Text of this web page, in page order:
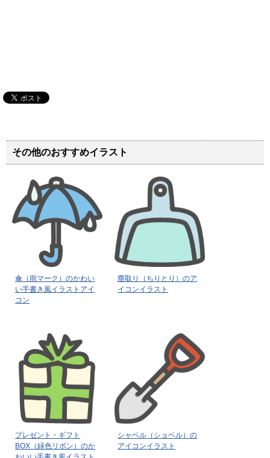
その他のおすすめイラスト
傘（雨マーク）のかわい
い手書き風イラストアイ
コン
塵取り（ちりとり）のア
イコンイラスト
プレゼント・ギフト
BOX（緑色リボン）のか
シャベル（ショベル）の
アイコンイラスト